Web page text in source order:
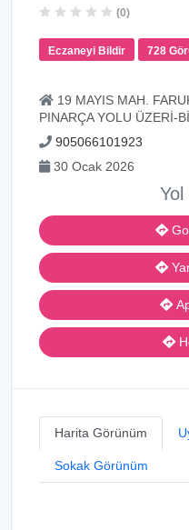
(0)
Eczaneyi Bildir 728
19 MAYIS MAH.
PINARÇA YOLU ÜZERİ-
905066101923
30 Ocak 2026
Yol
Harita Görünüm
Sokak Görünüm